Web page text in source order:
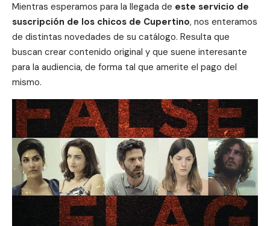
Mientras esperamos para la llegada de este servicio de
suscripción de los chicos de Cupertino, nos enteramos
de distintas novedades de su catálogo. Resulta que
buscan crear contenido original y que suene interesante
para la audiencia, de forma tal que amerite el pago del
mismo.